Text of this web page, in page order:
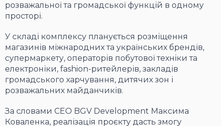
розважальної та громадської функцій в одному
просторі.
У складі комплексу планується розміщення
магазинів міжнародних та українських брендів,
супермаркету, операторів побутової техніки та
електроніки, fashion-ритейлерів, закладів
громадського харчування, дитячих зон і
розважальних майданчиків.
За словами CEO BGV Development Максима
Коваленка, реалізація проєкту дасть змогу